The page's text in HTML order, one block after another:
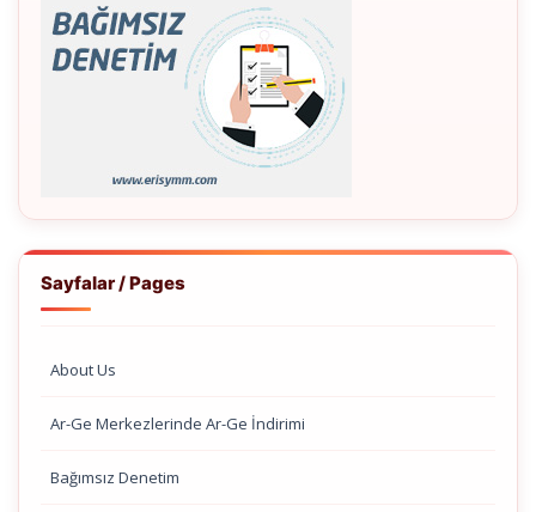
Sayfalar / Pages
About Us
Ar-Ge Merkezlerinde Ar-Ge İndirimi
Bağımsız Denetim